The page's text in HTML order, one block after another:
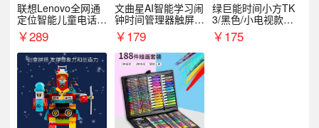
联想Lenovo全网通
定位智能儿童电话手
表A1
￥289
文曲星AI智能学习闹
钟时间管理器触屏N
1pro
￥179
绿巨能时间小方TK
3/黑色/小电视款【T
K3】
￥175